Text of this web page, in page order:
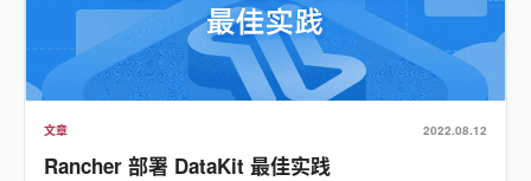
文章 2022.08.12
Rancher 部署 DataKit 最佳实践